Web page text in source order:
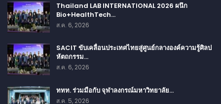
Thailand LAB INTERNATIONAL 2026 ผนึก
Bio+HealthTech…
ส.ค. 6, 2026
SACIT ขับเคลื่อนประเทศไทยสู่ศูนย์กลางองค์ความรู้ศิลป
หัตถกรรม…
ส.ค. 6, 2026
ททท. ร่วมมือกับ จุฬาลงกรณ์มหาวิทยาลัย…
ส.ค. 5, 2026